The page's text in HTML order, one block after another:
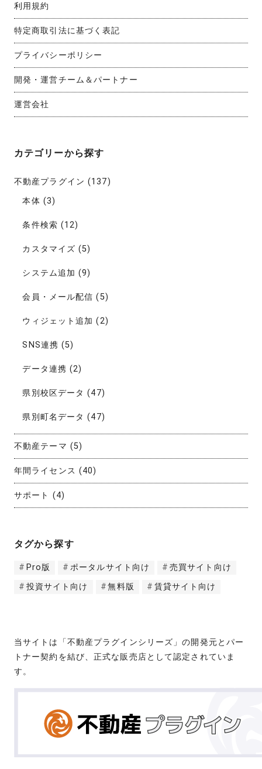
利用規約
特定商取引法に基づく表記
プライバシーポリシー
開発・運営チーム＆パートナー
運営会社
カテゴリーから探す
不動産プラグイン (137)
本体 (3)
条件検索 (12)
カスタマイズ (5)
システム追加 (9)
会員・メール配信 (5)
ウィジェット追加 (2)
SNS連携 (5)
データ連携 (2)
県別校区データ (47)
県別町名データ (47)
不動産テーマ (5)
年間ライセンス (40)
サポート (4)
タグから探す
Pro版 ポータルサイト向け
売買サイト向け
投資サイト向け
無料版 賃貸サイト向け
当サイトは「不動産プラグインシリーズ」の開発元とパー
トナー契約を結び、正式な販売店として認定されていま
す。